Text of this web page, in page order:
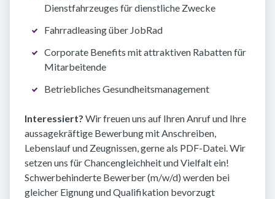
Dienstfahrzeuges für dienstliche Zwecke
Fahrradleasing über JobRad
Corporate Benefits mit attraktiven Rabatten für
Mitarbeitende
Betriebliches Gesundheitsmanagement
Interessiert? Wir freuen uns auf Ihren Anruf und Ihre
aussagekräftige Bewerbung mit Anschreiben,
Lebenslauf und Zeugnissen, gerne als PDF-Datei. Wir
setzen uns für Chancengleichheit und Vielfalt ein!
Schwerbehinderte Bewerber (m/w/d) werden bei
gleicher Eignung und Qualifikation bevorzugt